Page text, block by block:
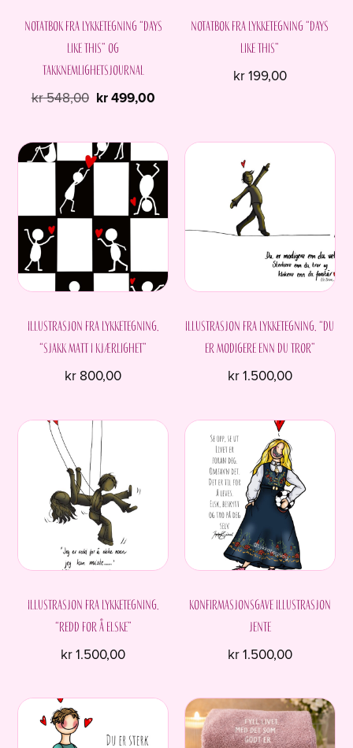
Notatbok fra Lykketegning “Days
like this” og
Takknemlighetsjournal
kr548,00 Opprinnelig
kr 548,00.
kr499,00Nåværende
kr 499,00.
Notatbok fra Lykketegning “Days
like this”
kr199,00
Illustrasjon fra Lykketegning.
“Sjakk matt i kjærlighet”
kr 800,00
Illustrasjon fra Lykketegning. “Du
er modigere enn du tror”
kr1.500,00
Illustrasjon fra Lykketegning.
“Redd for å elske”
kr1.500,00
Konfirmasjonsgave Illustrasjon
Jente
kr1.500,00